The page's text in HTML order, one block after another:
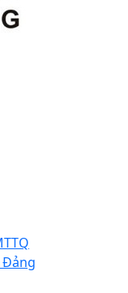
Đảng